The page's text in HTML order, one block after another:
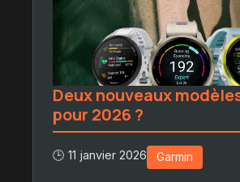
Deux nouveaux
pour 2026 ?
🕒 11 janvier 2026 Garmin